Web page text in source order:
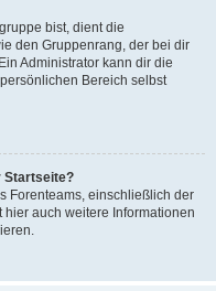
bist, dient die
den Gruppenrang, der bei dir
Administrator kann dir die
Bereich selbst
Startseite?
Forenteams, einschließlich der
auch weitere Informationen